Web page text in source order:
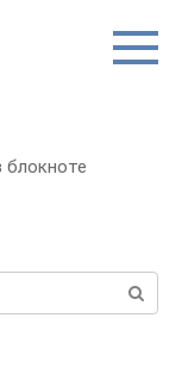
блокноте